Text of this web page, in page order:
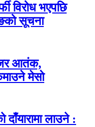
विरोध भएपछि
सूचना
आतंक,
मेसो
लाउने :